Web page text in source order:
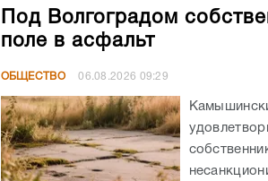
Под Волгоградом
поле в асфальт
ОБЩЕСТВО 06.08.2026 09:29